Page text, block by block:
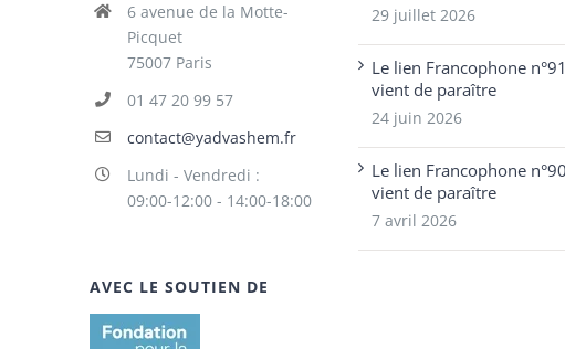
6 avenue de la Motte-
Picquet
75007 Paris
01 47 20 99 57
contact@yadvashem.fr
Lundi - Vendredi :
09:00-12:00 - 14:00-18:00
AVEC LE SOUTIEN DE
29 juillet 2026
Le lien Francophone n°91
vient de paraître
24 juin 2026
Le lien Francophone n°90
vient de paraître
7 avril 2026